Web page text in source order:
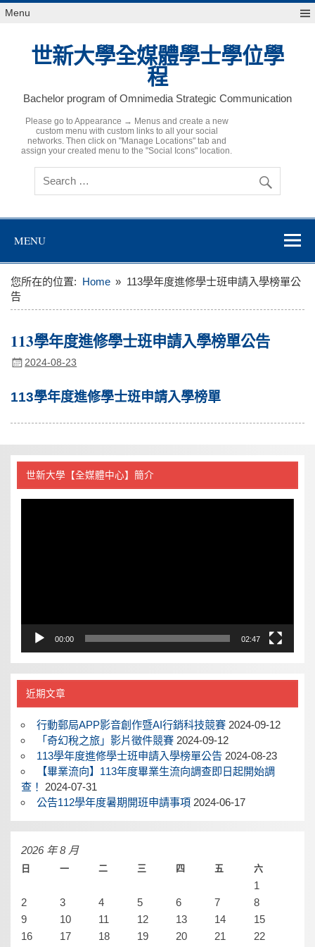
Skip
toMenu
世新大學全媒體學士學位學
程
Bachelor program of Omnimedia Strategic Communication
Please go to Appearance → Menus and create a new
custom menu with custom links to all your social
networks. Then click on "Manage Locations" tab and
assign your created menu to the "Social Icons" location.
MENU
您所在的位置: Home
113學年度進修學士班申請入學榜單公
告
113學年度進修學士班申請入學榜單公告
2024-08-23
113學年度進修學士班申請入學榜單
世新大學【全媒體中心】簡介
00:00 02:47
近期文章
行動郵局APP影音創作暨AI行銷科技競賽 2024-09-12
「奇幻稅之旅」影片徵件競賽 2024-09-12
113學年度進修學士班申請入學榜單公告 2024-08-23
【畢業流向】113年度畢業生流向調查即日起開始調
查！
2024-07-31
公告112學年度暑期開班申請事項 2024-06-17
2026 年 8 月
日 一 二 三 四 五 六
1
2
3 4 5 6 7
8
9
10 11 12 13 14
15
16
17 18 19 20 21 22